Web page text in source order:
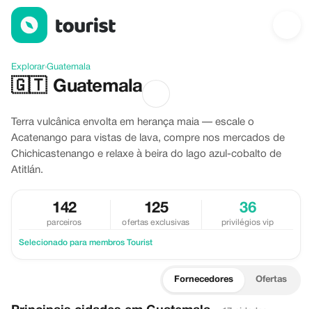
Descubra Guatemala
Explorar›Guatemala
🇬🇹 Guatemala
Terra vulcânica envolta em herança maia — escale o
Acatenango para vistas de lava, compre nos mercados de
Chichicastenango e relaxe à beira do lago azul-cobalto de
Atitlán.
142
parceiros
125
ofertas exclusivas
36
privilégios vip
Selecionado para membros Tourist
Fornecedores Ofertas